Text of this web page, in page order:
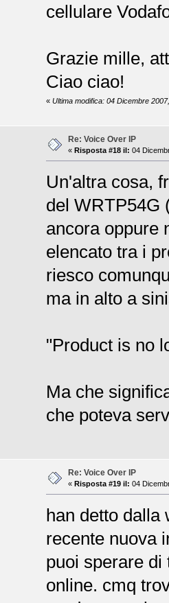
cellulare
Grazie mille,
Ciao ciao!
« Ultima modifica: 04 Dicembre
Re: Voice Over IP
« Risposta #18 il: 04
Un'altra cosa,
del WRTP54G
ancora oppure
elencato tra i
riesco
ma in alto a
"Product is no
Ma che
che poteva
Re: Voice Over IP
« Risposta #19 il: 04
han detto dalla
recente nuova
puoi sperare di
online. cmq